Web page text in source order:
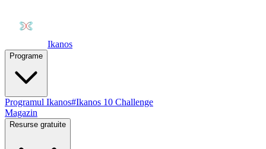
Ikanos
Programe
Programul Ikanos#Ikanos 10 Challenge
Magazin
Resurse gratuite